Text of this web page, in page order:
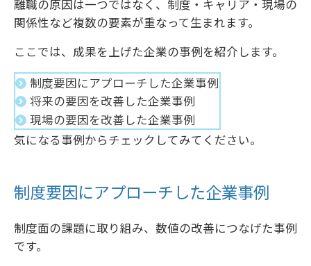
離職の原因は一つではなく、制度・キャリア・現場の
関係性など複数の要素が重なって生まれます。
ここでは、成果を上げた企業の事例を紹介します。
制度要因にアプローチした企業事例
将来の要因を改善した企業事例
現場の要因を改善した企業事例
気になる事例からチェックしてみてください。
制度要因にアプローチした企業事例
制度面の課題に取り組み、数値の改善につなげた事例
です。